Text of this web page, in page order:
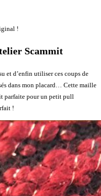
!
Scammit
et d’enfin utiliser ces coups de
dans mon placard… Cette maille
parfaite pour un petit pull
!